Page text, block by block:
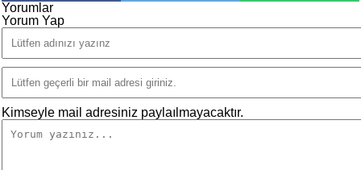
Yorumlar
Yorum Yap
Kimseyle mail adresiniz paylaılmayacaktır.